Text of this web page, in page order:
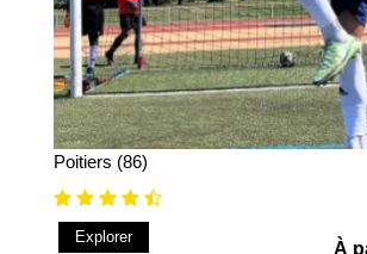
Poitiers (86)
Explorer
À